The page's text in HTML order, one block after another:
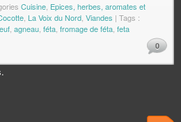
Cuisine Epices, herbes, aromates et
La Voix du Nord Viandes | Tags :
agneau féta fromage de féta feta
0